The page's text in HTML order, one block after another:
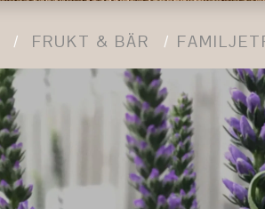
FRUKT & BÄR